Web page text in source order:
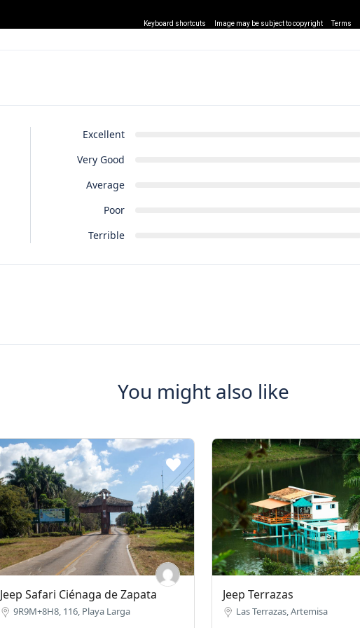
Keyboard shortcuts Image may be subject to copyright Terms
Excellent
Very Good
Average
Poor
Terrible
You might also like
Jeep Safari Ciénaga de Zapata
9R9M+8H8, 116, Playa Larga
Jeep Terrazas
Las Terrazas, Artemisa